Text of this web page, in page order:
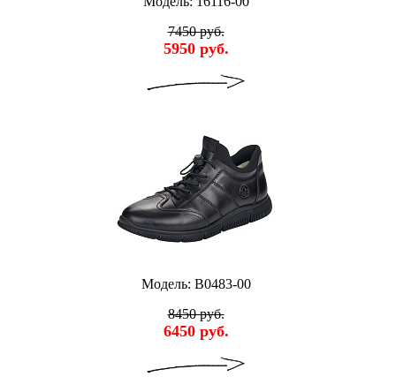
7450 руб.
5950 руб.
Модель: B0483-00
8450 руб.
6450 руб.